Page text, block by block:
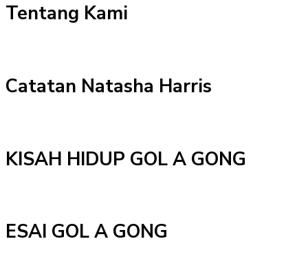
Tentang Kami
Catatan Natasha Harris
KISAH HIDUP GOL A GONG
ESAI GOL A GONG